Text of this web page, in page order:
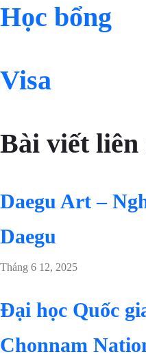
Học bổng
Visa
Bài viết liên
Daegu Art –
Daegu
Tháng 6 12, 2025
Đại học Quốc
Chonnam